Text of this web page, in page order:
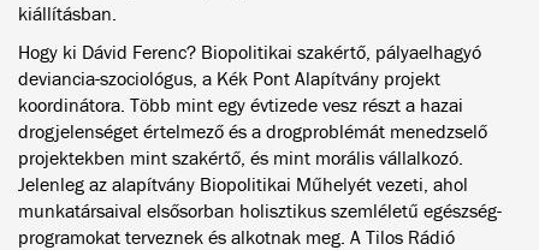
kiállításban.
Hogy ki Dávid Ferenc? Biopolitikai szakértő, pályaelhagyó
deviancia-szociológus, a Kék Pont Alapítvány projekt
koordinátora. Több mint egy évtizede vesz részt a hazai
drogjelenséget értelmező és a drogproblémát menedzselő
projektekben mint szakértő, és mint morális vállalkozó.
Jelenleg az alapítvány Biopolitikai Műhelyét vezeti, ahol
munkatársaival elsősorban holisztikus szemléletű egészség-
programokat terveznek és alkotnak meg. A Tilos Rádió